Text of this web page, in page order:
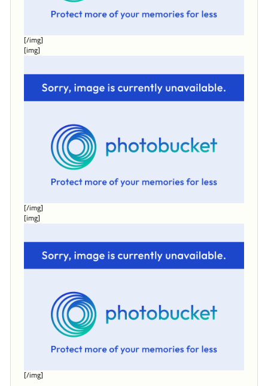
[/img]
[img]
[/img]
[img]
[/img]